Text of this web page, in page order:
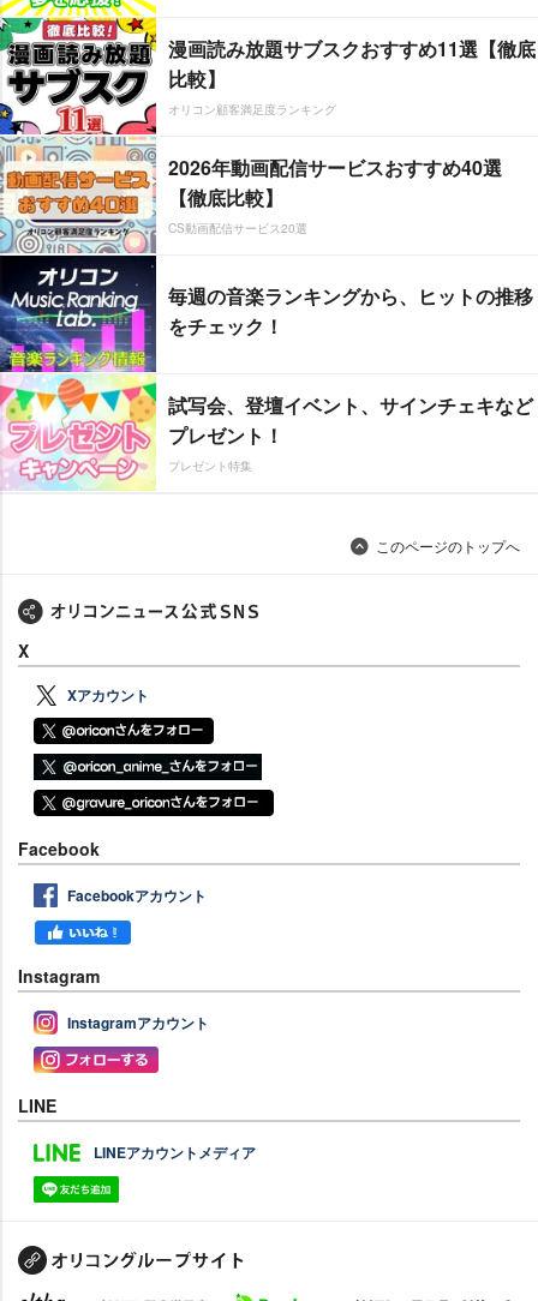
漫画読み放題サブスクおすすめ11選【徹底
比較】
オリコン顧客満足度ランキング
2026年動画配信サービスおすすめ40選
【徹底比較】
CS動画配信サービス20選
毎週の音楽ランキングから、ヒットの推移
をチェック！
試写会、登壇イベント、サインチェキなど
プレゼント！
プレゼント特集
このページのトップへ
X
Xアカウント
Facebook
Facebookアカウント
Instagram
Instagramアカウント
LINE
LINEアカウントメディア